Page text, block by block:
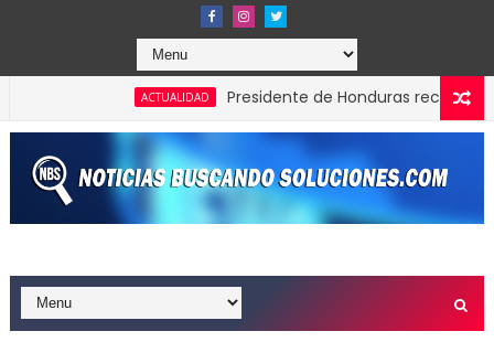
ACTUALIDAD
Presidente de Honduras reconoce y
Effie Awards República Dominicana 2026